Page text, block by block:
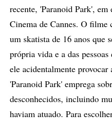
recente, 'Paranoid Park',
Cinema de Cannes. O
um skatista de 16 anos que
própria vida e a das
ele acidentalmente provocar
'Paranoid Park' emprega
desconhecidos, incluindo
haviam atuado. Para